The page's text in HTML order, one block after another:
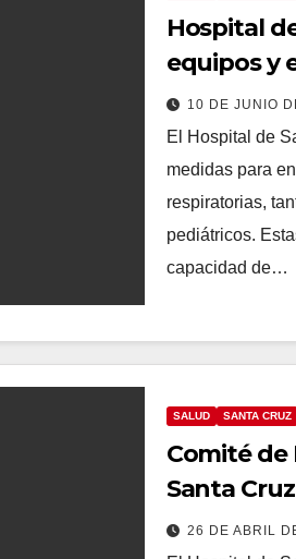
Hospital
equipos y
de la
10 DE JUNIO
El Hospital de
medidas para
respiratorias,
pediátricos.
capacidad de…
SALUD SANTA CRUZ
Comité de
Santa
ante red
26 DE ABRIL